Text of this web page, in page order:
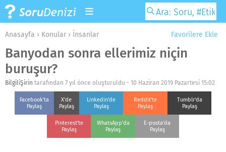
Favorilere Ekle
Anasayfa › Konular › İnsanlar
Banyodan sonra ellerimiz niçin
buruşur?
BilgiliŞirin tarafından 7 yıl önce oluşturuldu - 10 Haziran 2019 Pazartesi 15:02
Facebook'ta
Paylaş
X'de
Paylaş
Linkedin'de
Paylaş
Reddit'te
Paylaş
Tumblr'da
Paylaş
Pinterest'te
Paylaş
WhatsApp'da
Paylaş
E-posta'da
Paylaş